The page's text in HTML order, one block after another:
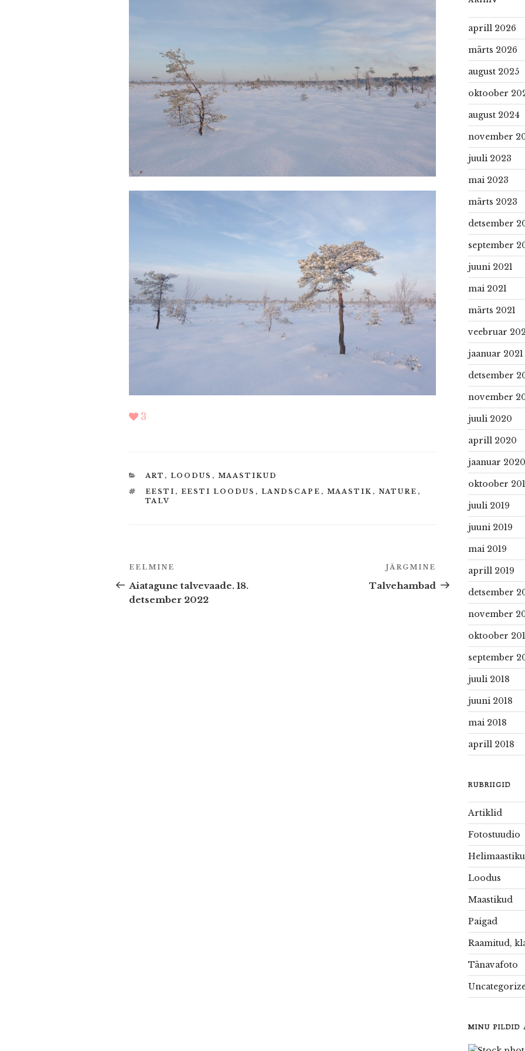
3
CATEGORIES
ART , LOODUS , MAASTIKUD
TAGS
EESTI , EESTI LOODUS , LANDSCAPE , MAASTIK , NATURE ,
TALV
Navigeerimine
Previous
Post
EELMINE
Aiatagune talvevaade. 18.
detsember 2022
Post
JÄRGMINE
Talvehambad
aprill 2026
märts 2026
august 2025
oktoober
august 2024
november
juuli 2023
mai 2023
märts 2023
detsember
september
juuni 2021
mai 2021
märts 2021
veebruar
jaanuar 2021
detsember
november
juuli 2020
aprill 2020
jaanuar 2020
oktoober
juuli 2019
juuni 2019
mai 2019
aprill 2019
detsember
november
oktoober
september
juuli 2018
juuni 2018
mai 2018
aprill 2018
RUBRIIGID
Artiklid
Fotostuudio
Loodus
Maastikud
Paigad
Raamitud,
Tänavafoto
MINU PILDID